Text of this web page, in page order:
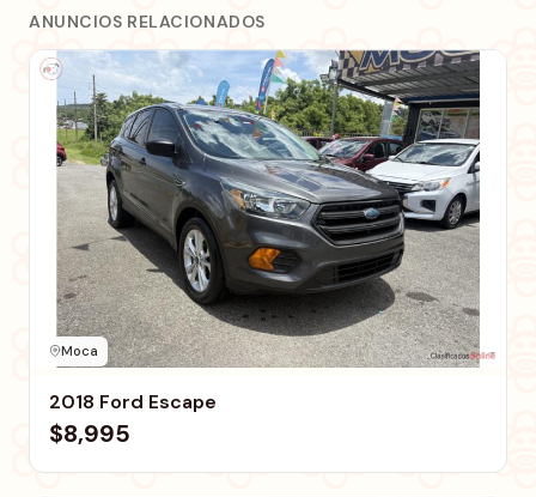
ANUNCIOS RELACIONADOS
Moca
2018 Ford Escape
$8,995